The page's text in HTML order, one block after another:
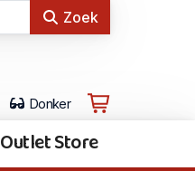
Zoek
Donker
Outlet Store